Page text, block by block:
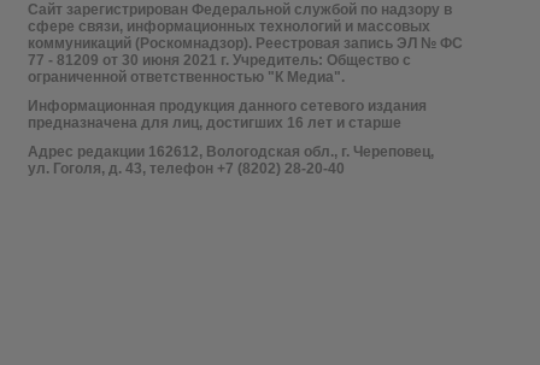
Сайт зарегистрирован Федеральной службой по надзору в
сфере связи, информационных технологий и массовых
коммуникаций (Роскомнадзор). Реестровая запись ЭЛ № ФС
77 - 81209 от 30 июня 2021 г. Учредитель: Общество с
ограниченной ответственностью "К Медиа".
Информационная продукция данного сетевого издания
предназначена для лиц, достигших 16 лет и старше
Адрес редакции 162612, Вологодская обл., г. Череповец,
ул. Гоголя, д. 43, телефон +7 (8202) 28-20-40